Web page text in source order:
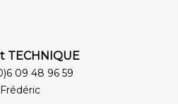
TECHNIQUE
09 48 96 59
Frédéric